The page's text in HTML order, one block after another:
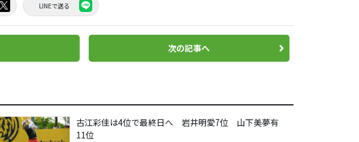
LINEで送る
次の記事へ
古江彩佳は4位で最終日へ 岩井明愛7位 山下美夢有
11位